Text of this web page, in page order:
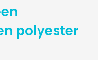
polyester